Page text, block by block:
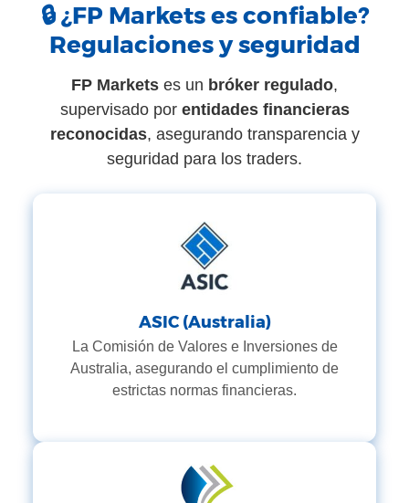
🔒 ¿FP Markets es confiable?
Regulaciones y seguridad
FP Markets es un bróker regulado,
supervisado por entidades financieras
reconocidas, asegurando transparencia y
seguridad para los traders.
ASIC (Australia)
La Comisión de Valores e Inversiones de
Australia, asegurando el cumplimiento de
estrictas normas financieras.